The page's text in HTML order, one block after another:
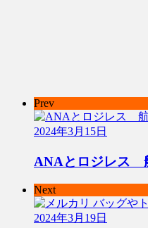
Prev
2024年3月15日
ANAとロジレス
Next
2024年3月19日